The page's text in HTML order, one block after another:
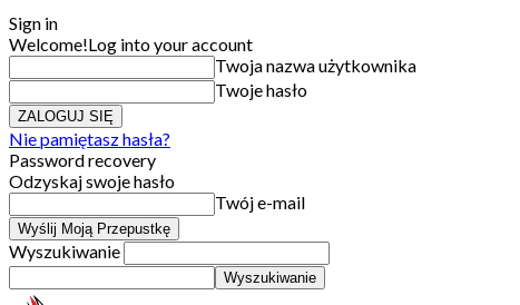
Sign in
Welcome!Log into your account
Twoja nazwa użytkownika
Twoje hasło
Nie pamiętasz hasła?
Password recovery
Odzyskaj swoje hasło
Twój e-mail
Wyszukiwanie